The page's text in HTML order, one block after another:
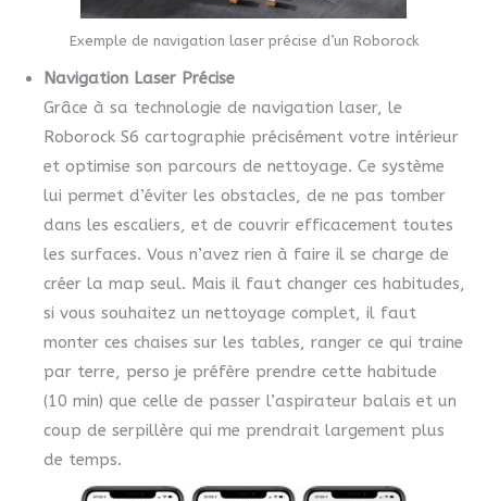
Exemple de navigation laser précise d’un Roborock
Navigation Laser Précise
Grâce à sa technologie de navigation laser, le
Roborock S6 cartographie précisément votre intérieur
et optimise son parcours de nettoyage. Ce système
lui permet d’éviter les obstacles, de ne pas tomber
dans les escaliers, et de couvrir efficacement toutes
les surfaces. Vous n’avez rien à faire il se charge de
créer la map seul. Mais il faut changer ces habitudes,
si vous souhaitez un nettoyage complet, il faut
monter ces chaises sur les tables, ranger ce qui traine
par terre, perso je préfère prendre cette habitude
(10 min) que celle de passer l’aspirateur balais et un
coup de serpillère qui me prendrait largement plus
de temps.